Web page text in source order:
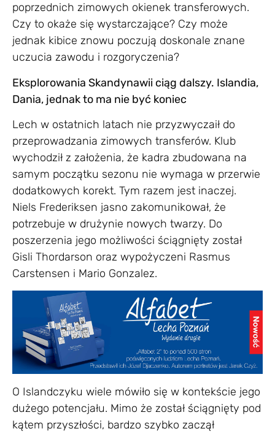
poprzednich zimowych okienek transferowych.
Czy to okaże się wystarczające? Czy może
jednak kibice znowu poczują doskonale znane
uczucia zawodu i rozgoryczenia?
Eksplorowania Skandynawii ciąg dalszy. Islandia,
Dania, jednak to ma nie być koniec
Lech w ostatnich latach nie przyzwyczaił do
przeprowadzania zimowych transferów. Klub
wychodził z założenia, że kadra zbudowana na
samym początku sezonu nie wymaga w przerwie
dodatkowych korekt. Tym razem jest inaczej.
Niels Frederiksen jasno zakomunikował, że
potrzebuje w drużynie nowych twarzy. Do
poszerzenia jego możliwości ściągnięty został
Gisli Thordarson oraz wypożyczeni Rasmus
Carstensen i Mario Gonzalez.
O Islandczyku wiele mówiło się w kontekście jego
dużego potencjału. Mimo że został ściągnięty pod
kątem przyszłości, bardzo szybko zaczął